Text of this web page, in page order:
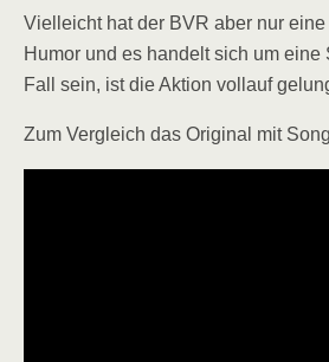
Viel­leicht hat der BVR aber nur
Humor und es han­delt sich um eine
Fall sein, ist die Akti­on voll­auf
Zum Ver­gleich das Ori­gi­nal mit